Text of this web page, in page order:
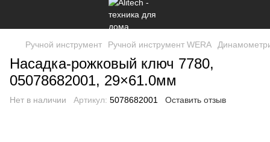
Ручной инструмент Ручной инструмент WERA
Насадка-рожковый ключ 7780,
05078682001, 29×61.0мм
Нет в наличии Артикул: 5078682001 Оставить отзыв